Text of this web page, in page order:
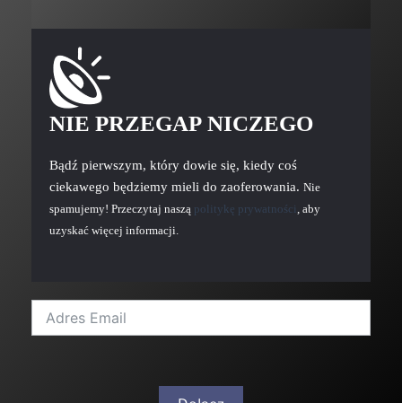
NIE PRZEGAP NICZEGO
Bądź pierwszym, który dowie się, kiedy coś
ciekawego będziemy mieli do zaoferowania. Nie
spamujemy! Przeczytaj naszą politykę prywatności , aby
uzyskać więcej informacji.